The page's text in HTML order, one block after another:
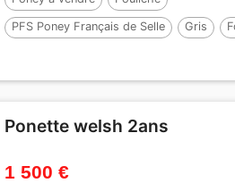
PFS Poney Français de Selle Gris
Ponette welsh 2ans
1 500 €